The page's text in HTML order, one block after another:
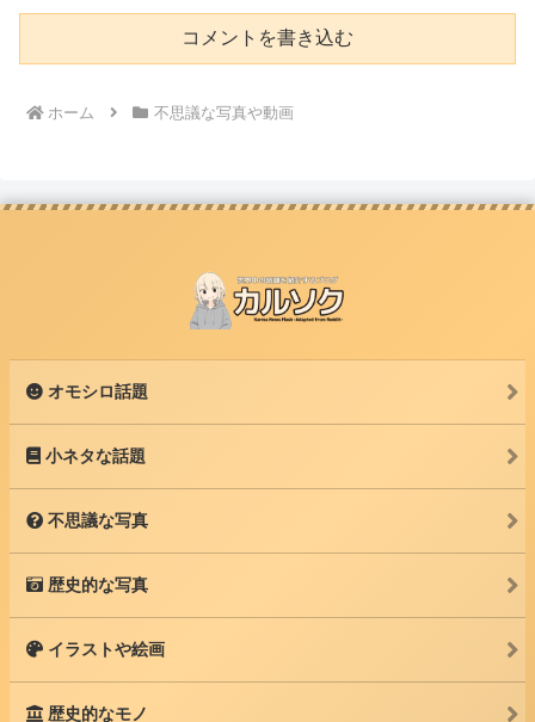
コメントを書き込む
ホーム 不思議な写真や動画
オモシロ話題
小ネタな話題
不思議な写真
歴史的な写真
イラストや絵画
歴史的なモノ